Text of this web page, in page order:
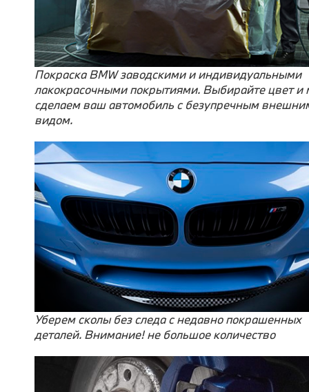
Покраска BMW заводскими и индивидуальными
лакокрасочными покрытиями. Выбирайте цвет и
сделаем ваш автомобиль с безупречным
видом.
Уберем сколы без следа с недавно покрашенных
деталей. Внимание! не большое количество